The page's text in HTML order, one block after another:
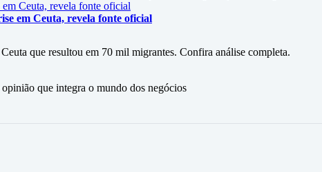
em Ceuta, revela fonte oficial
que resultou em 70 mil migrantes. Confira análise completa.
que integra o mundo dos negócios